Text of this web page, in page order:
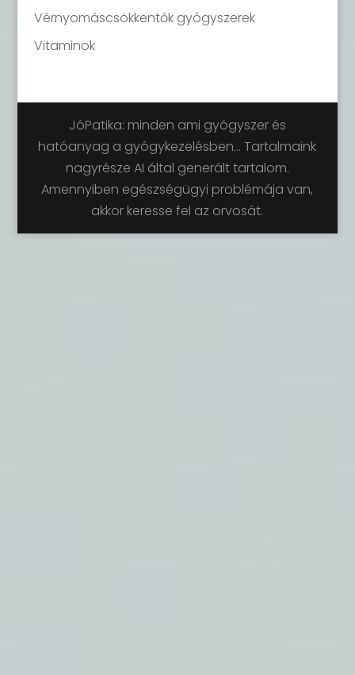
Vérnyomáscsökkentők gyógyszerek
Vitaminok
JóPatika: minden ami gyógyszer és
hatóanyag a gyógykezelésben... Tartalmaink
nagyrésze AI által generált tartalom.
Amennyiben egészségügyi problémája van,
akkor keresse fel az orvosát.